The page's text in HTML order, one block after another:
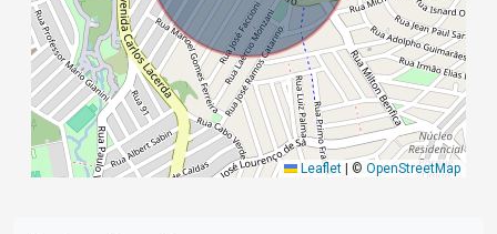
Leaflet © OpenStreetMap